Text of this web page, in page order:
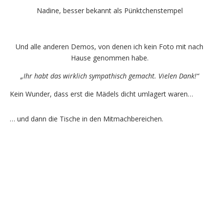
Nadine, besser bekannt als Pünktchenstempel
Und alle anderen Demos, von denen ich kein Foto mit nach
Hause genommen habe.
„Ihr habt das wirklich sympathisch gemacht. Vielen Dank!“
Kein Wunder, dass erst die Mädels dicht umlagert waren…
… und dann die Tische in den Mitmachbereichen.